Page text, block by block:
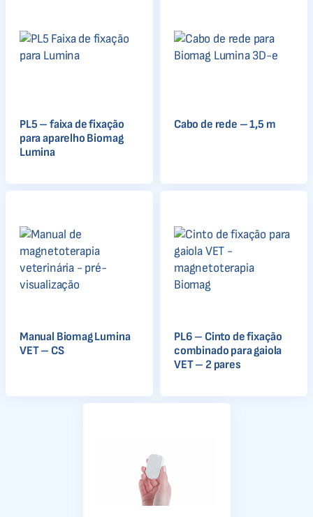
PL5 – faixa de fixação
para aparelho Biomag
Lumina
Cabo de rede – 1,5 m
Manual Biomag Lumina
VET – CS
PL6 – Cinto de fixação
combinado para gaiola
VET – 2 pares